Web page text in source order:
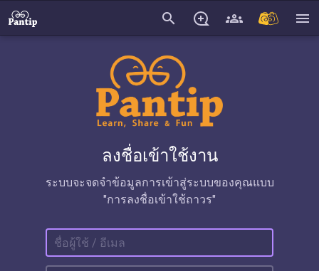
search menu
ลงชื่อเข้าใช้งาน
ระบบจะจดจำข้อมูลการเข้าสู่ระบบของคุณแบบ
"การลงชื่อเข้าใช้ถาวร"